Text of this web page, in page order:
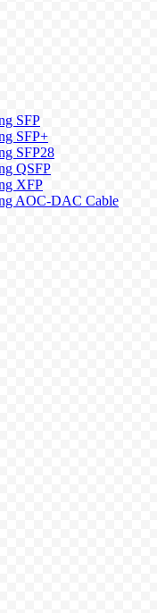
SFP
SFP+
SFP28
QSFP
XFP
AOC-DAC Cable